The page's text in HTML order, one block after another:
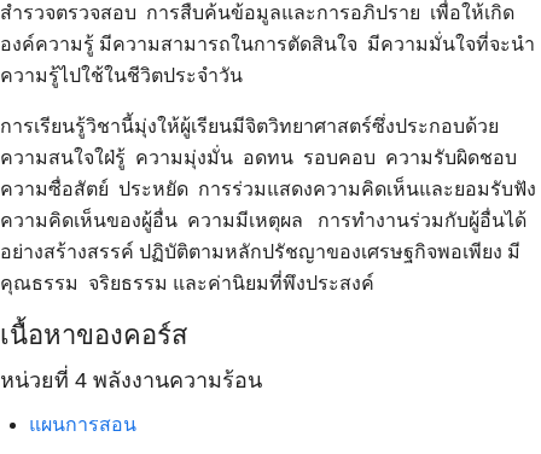
สำรวจตรวจสอบ การสืบค้นข้อมูลและการอภิปราย เพื่อให้เกิด
องค์ความรู้ มีความสามารถในการตัดสินใจ มีความมั่นใจที่จะนำ
ความรู้ไปใช้ในชีวิตประจำวัน
การเรียนรู้วิชานี้มุ่งให้ผู้เรียนมีจิตวิทยาศาสตร์ซึ่งประกอบด้วย
ความสนใจใฝ่รู้ ความมุ่งมั่น อดทน รอบคอบ ความรับผิดชอบ
ความซื่อสัตย์ ประหยัด การร่วมแสดงความคิดเห็นและยอมรับฟัง
ความคิดเห็นของผู้อื่น ความมีเหตุผล การทำงานร่วมกับผู้อื่นได้
อย่างสร้างสรรค์ ปฏิบัติตามหลักปรัชญาของเศรษฐกิจพอเพียง มี
คุณธรรม จริยธรรม และค่านิยมที่พึงประสงค์
เนื้อหาของคอร์ส
หน่วยที่ 4 พลังงานความร้อน
แผนการสอน